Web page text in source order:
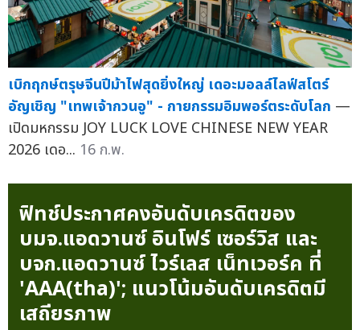
เบิกฤกษ์ตรุษจีนปีม้าไฟสุดยิ่งใหญ่ เดอะมอลล์ไลฟ์สโตร์
อัญเชิญ "เทพเจ้ากวนอู" - กายกรรมอิมพอร์ตระดับโลก —
เปิดมหกรรม JOY LUCK LOVE CHINESE NEW YEAR
2026 เดอ... 16 ก.พ.
ฟิทช์ประกาศคงอันดับเครดิตของ
บมจ.แอดวานซ์ อินโฟร์ เซอร์วิส และ
บจก.แอดวานซ์ ไวร์เลส เน็ทเวอร์ค ที่
'AAA(tha)'; แนวโน้มอันดับเครดิตมี
เสถียรภาพ